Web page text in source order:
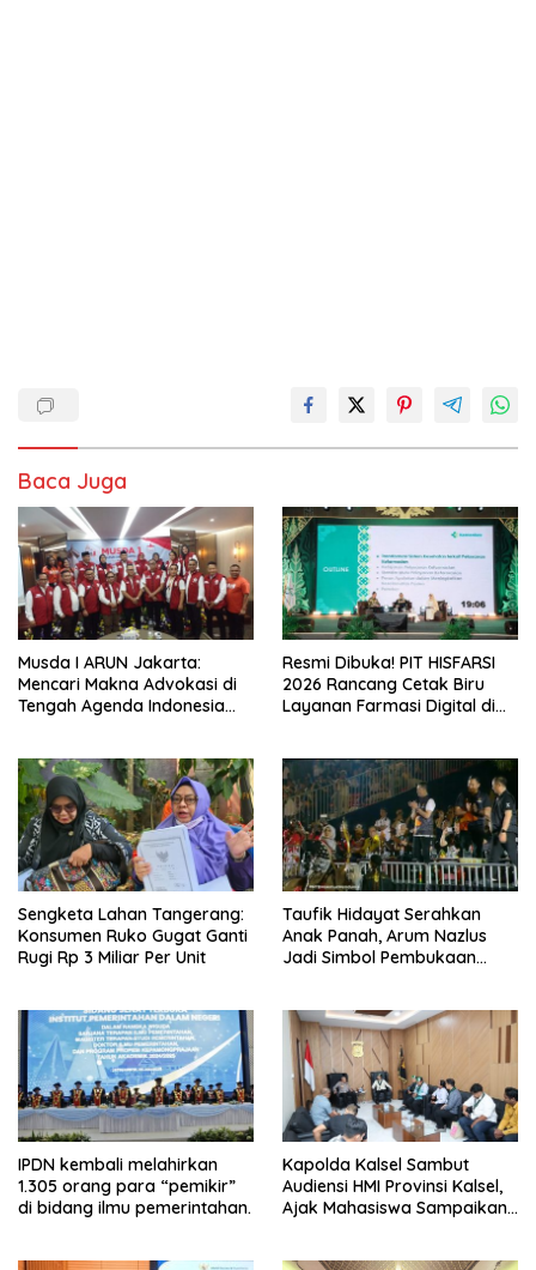
Baca Juga
Musda I ARUN Jakarta:
Mencari Makna Advokasi di
Tengah Agenda Indonesia
Resmi Dibuka! PIT HISFARSI
2026 Rancang Cetak Biru
Layanan Farmasi Digital di
Sengketa Lahan Tangerang:
Konsumen Ruko Gugat Ganti
Rugi Rp 3 Miliar Per Unit
Taufik Hidayat Serahkan
Anak Panah, Arum Nazlus
Jadi Simbol Pembukaan
IPDN kembali melahirkan
1.305 orang para “pemikir”
di bidang ilmu pemerintahan.
Kapolda Kalsel Sambut
Audiensi HMI Provinsi Kalsel,
Ajak Mahasiswa Sampaikan